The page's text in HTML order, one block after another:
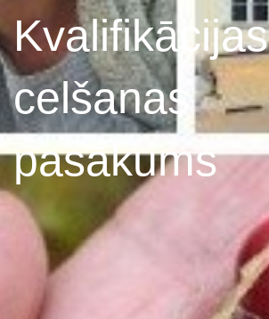
Kvalifikācijas
celšanas
pasākums